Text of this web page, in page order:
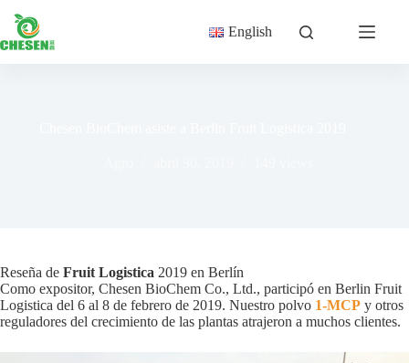
contenido
English
Reseña de Fruit Logistica 2019 en Berlín
Como expositor, Chesen BioChem Co., Ltd., participó en Berlin Fruit
Logistica del 6 al 8 de febrero de 2019. Nuestro polvo 1-MCP y otros
reguladores del crecimiento de las plantas atrajeron a muchos clientes.